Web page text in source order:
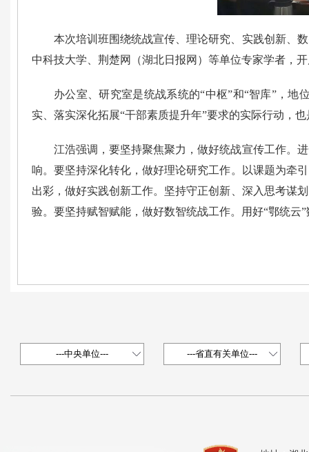
本次培训班围绕统战宣传、理论研究、实践创新、
中科技大学、荆楚网（湖北日报网）等单位专家学者，
办公室、研究室是统战系统的“中枢”和“智库”，
实、落实深化拓展“干部素质提升年”要求的实际行动，
江浩强调，要坚持聚焦聚力，做好统战宣传工作。
响。要坚持深化转化，做好理论研究工作。以课题为牵
出彩，做好实践创新工作。坚持守正创新、深入思考谋
验。要坚持赋智赋能，做好数智统战工作。用好“鄂统